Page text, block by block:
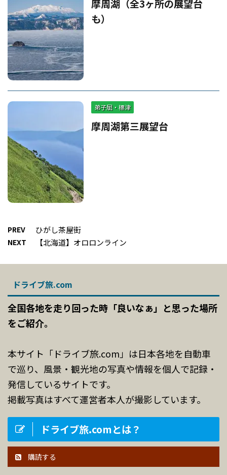
摩周湖（全3ヶ所の展望台
も）
弟子屈・標津
摩周湖第三展望台
PREV ひがし茶屋街
NEXT 【北海道】オロロンライン
ドライブ旅.com
全国各地を走り回った時「良いなぁ」と思った場所
をご紹介。
本サイト「ドライブ旅.com」は日本各地を自動車
で巡り、風景・観光地の写真や情報を個人で記録・
発信しているサイトです。
掲載写真はすべて運営者本人が撮影しています。
ドライブ旅.comとは？
購読する